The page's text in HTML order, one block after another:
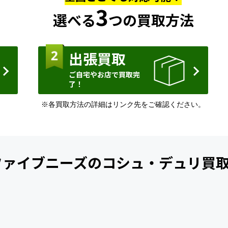
選べる3つの買取方法
出張買取
ご自宅やお店で買取完
了！
※各買取方法の詳細はリンク先をご確認ください。
イブニーズのコシュ・デュリ買